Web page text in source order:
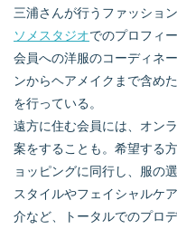
三浦さんが行うファッショ
ソメスタジオでのプロフィ
会員への洋服のコーディネ
ンからヘアメイクまで含め
を行っている。
遠方に住む会員には、オン
案をすることも。希望する
ョッピングに同行し、服の
スタイルやフェイシャルケ
介など、トータルでのプロ